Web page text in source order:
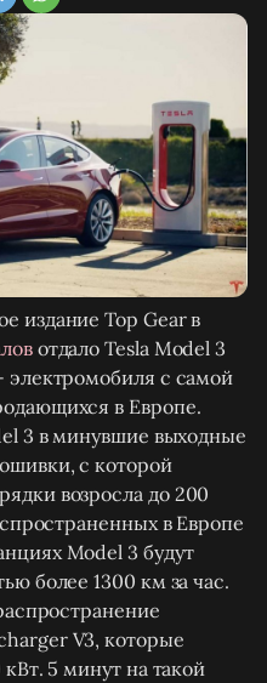
издание Top Gear в
отдало Tesla Model 3
электромобиля с самой
в Европе.
3 в минувшие выходные
с которой
возросла до 200
в Европе
Model 3 будут
более 1300 км за час.
V3, которые
5 минут на такой